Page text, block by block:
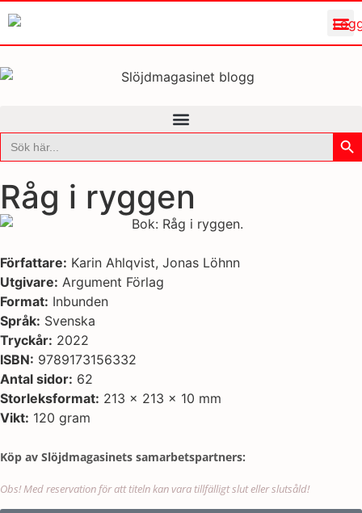
Sök
efter:
Råg i ryggen
Författare: Karin Ahlqvist, Jonas Löhnn
Utgivare: Argument Förlag
Format: Inbunden
Språk: Svenska
Tryckår: 2022
ISBN: 9789173156332
Antal sidor: 62
Storleksformat: 213 x 213 x 10 mm
Vikt: 120 gram
Köp av Slöjdmagasinets samarbetspartners:
Obs! Med reservation för att titeln kan vara tillfälligt slut eller slutsåld!